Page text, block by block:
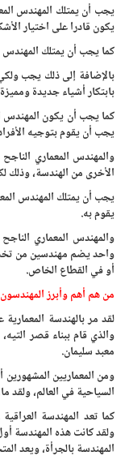
يجب أن يمتلك المهندس
يكون قادرا على اختيار
كما يجب أن يمتلك المهندس
بالإضافة إلى ذلك يجب
بابتكار أشياء جديدة
كما يجب أن يكون المهندس
يجب أن يقوم بتوجيه
والمهندس المعماري
الأخرى من الهندسة، وذلك
يجب أن يمتلك المهندس
يقوم به.
والمهندس المعماري
واحد يضم مهندسين من
أو في القطاع الخاص.
من هم أهم وأبرز
لقد مر بالهندسة
والذي قام ببناء قصر
معبد سليمان.
ومن المعماريين
السياحية في العالم، ولقد
كما تعد المهندسة
ولقد كانت هذه المهندسة
المهندسة بالجرأة، ويعد